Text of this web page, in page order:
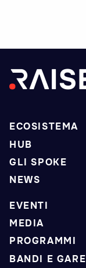
ECOSISTEMA
HUB
GLI SPOKE
NEWS
EVENTI
MEDIA
PROGRAMMI
BANDI E GARE